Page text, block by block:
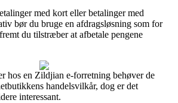
med kort eller betalinger med
bør du bruge en afdragsløsning som for
du tilstræber at afbetale pengene
hos en Zildjian e-forretning behøver de
handelsvilkår, dog er det
interessant.